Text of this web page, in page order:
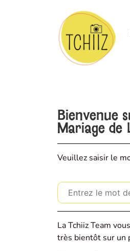
Bienvenue
Mariage de
Veuillez saisir le
La Tchiiz Team
très bientôt sur un